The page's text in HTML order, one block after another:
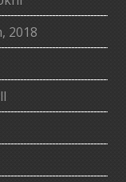
2018